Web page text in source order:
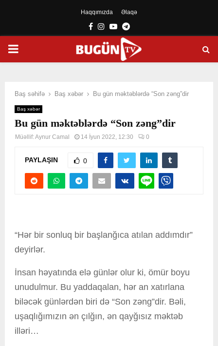
Haqqımızda Əlaqə
Facebook
Instagram
YoutubeTelegram
PRIMARY
Baş səhifə Baş xəbər Bu gün məktəblərdə “Son zəng”dir
Baş xəbər
Bu gün məktəblərdə “Son zəng”dir
Müəllif:Aynur Camal 14 İyun 2022, 12:30 0
PAYLAŞIN 0
“Hər bir sonluq bir başlanğıca atılan addımdır”
deyirlər.
İnsan həyatında elə günlər olur ki, ömür boyu
unudulmur. Bu yaddaqalan, hər an xatırlana
biləcək günlərdən biri də “Son zəng”dir. Bəli,
uşaqlığımızın ən çılğın, ən qayğısız məktəb
illəri…